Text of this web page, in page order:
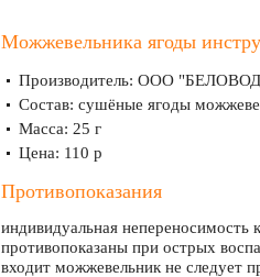
Можжевельника ягоды
Производитель: ООО
Состав: сушёные ягоды
Масса: 25 г
Цена: 110 р
Противопоказания
индивидуальная
противопоказаны при острых
входит можжевельник не следует